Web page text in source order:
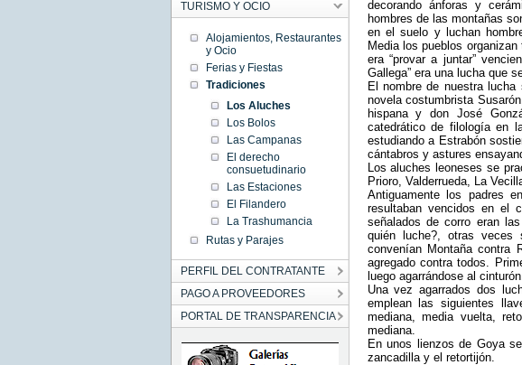
TURISMO Y OCIO
Alojamientos, Restaurantes
y Ocio
Ferias y Fiestas
Tradiciones
Los Aluches
Los Bolos
Las Campanas
El derecho
consuetudinario
Las Estaciones
El Filandero
La Trashumancia
Rutas y Parajes
PERFIL DEL CONTRATANTE
PAGO A PROVEEDORES
PORTAL DE TRANSPARENCIA
decorando ánforas y
hombres de las montañas
en el suelo y luchan
Media los pueblos
era “provar a juntar”
Gallega” era una lucha que
El nombre de nuestra
novela costumbrista
hispana y don José
catedrático de filología en
estudiando a Estrabón
cántabros y astures
Los aluches leoneses se
Prioro, Valderrueda, La
Antiguamente los padres
resultaban vencidos en el
señalados de corro eran
quién luche?, otras veces
convenían Montaña contra
agregado contra todos.
luego agarrándose al cinturón.
Una vez agarrados dos
emplean las siguientes
mediana, media vuelta,
mediana.
En unos lienzos de Goya
zancadilla y el retortijón.